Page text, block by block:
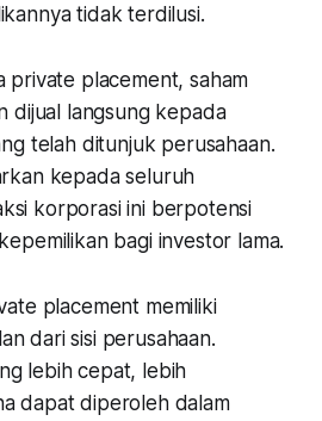
tidak terdilusi.
private placement, saham
dijual langsung kepada
telah ditunjuk perusahaan.
kepada seluruh
korporasi ini berpotensi
bagi investor lama.
placement memiliki
dari sisi perusahaan.
lebih cepat, lebih
dapat diperoleh dalam